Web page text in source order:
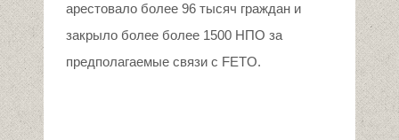
арестовало более 96 тысяч граждан и
закрыло более более 1500 НПО за
предполагаемые связи с FETO.